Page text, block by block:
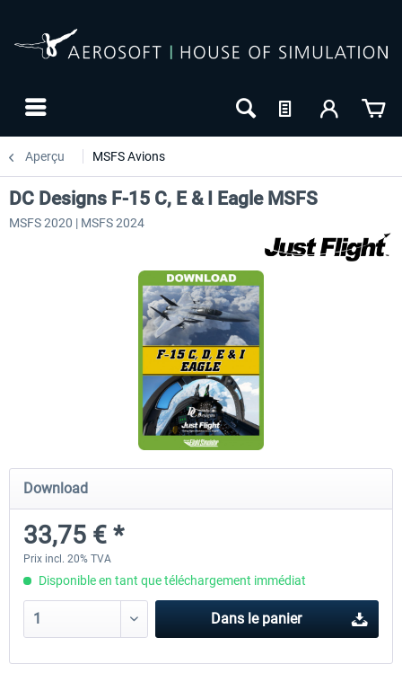
Aperçu MSFS Avions
FlightSim Studio - E-Jets 170/175
40,29 € *
Aerosoft Aircraft A340-
DC Designs F-15 C, E & I Eagle MSFS
MSFS 2020 | MSFS 2024
Download
33,75 € *
Prix incl. 20% TVA
Disponible en tant que téléchargement immédiat
Dans le panier